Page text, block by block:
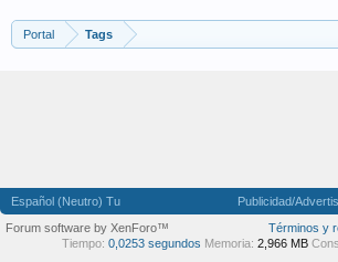
Portal Tags
Español (Neutro) Tu Publicidad/
Términos y
Forum software by XenForo™
Tiempo: 0,0253 segundos Memoria: 2,966 MB